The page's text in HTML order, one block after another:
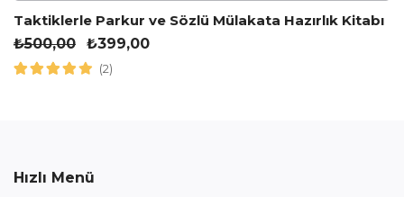
Taktiklerle Parkur ve Sözlü Mülakata Hazırlık Kitabı
₺500,00 ₺399,00
(2)
Hızlı Menü